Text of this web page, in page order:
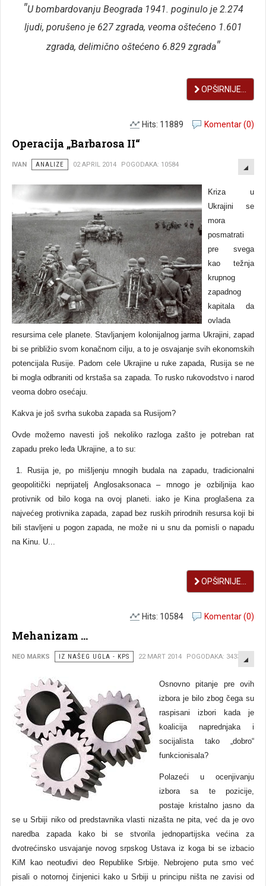
"U bombardovanju Beograda 1941. poginulo je 2.274
ljudi, porušeno je 627 zgrada, veoma oštećeno 1.601
zgrada, delimično oštećeno 6.829 zgrada"
OPŠIRNIJE...
Komentar (0)
Hits: 11889
Operacija „Barbarosa II“
IVAN ANALIZE 02 APRIL 2014 POGODAKA: 10584
Kriza u
Ukrajini se
mora
posmatrati
pre svega
kao težnja
krupnog
zapadnog
kapitala da
ovlada
resursima cele planete. Stavljanjem kolonijalnog jarma Ukrajini, zapad
bi se približio svom konačnom cilju, a to je osvajanje svih ekonomskih
potencijala Rusije. Padom cele Ukrajine u ruke zapada, Rusija se ne
bi mogla odbraniti od krstaša sa zapada. To rusko rukovodstvo i narod
veoma dobro osećaju.
Kakva je još svrha sukoba zapada sa Rusijom?
Ovde možemo navesti još nekoliko razloga zašto je potreban rat
zapadu preko leđa Ukrajine, a to su:
1. Rusija je, po mišljenju mnogih budala na zapadu, tradicionalni
geopolitički neprijatelj Anglosaksonaca – mnogo je ozbiljnija kao
protivnik od bilo koga na ovoj planeti. iako je Kina proglašena za
najvećeg protivnika zapada, zapad bez ruskih prirodnih resursa koji bi
bili stavljeni u pogon zapada, ne može ni u snu da pomisli o napadu
na Kinu. U...
OPŠIRNIJE...
Komentar (0)
Hits: 10584
Mehanizam ...
NEO MARKS IZ NAŠEG UGLA - KPS 22 MART 2014 POGODAKA: 3433
Osnovno pitanje pre ovih
izbora je bilo zbog čega su
raspisani izbori kada je
koalicija naprednjaka i
socijalista tako „dobro“
funkcionisala?
Polazeći u ocenjivanju
izbora sa te pozicije,
postaje kristalno jasno da
se u Srbiji niko od predstavnika vlasti nizašta ne pita, već da je ovo
naredba zapada kako bi se stvorila jednopartijska većina za
dvotrećinsko usvajanje novog srpskog Ustava iz koga bi se izbacio
KiM kao neotuđivi deo Republike Srbije. Nebrojeno puta smo već
pisali o notornoj činjenici kako u Srbiji u principu ništa ne zavisi od